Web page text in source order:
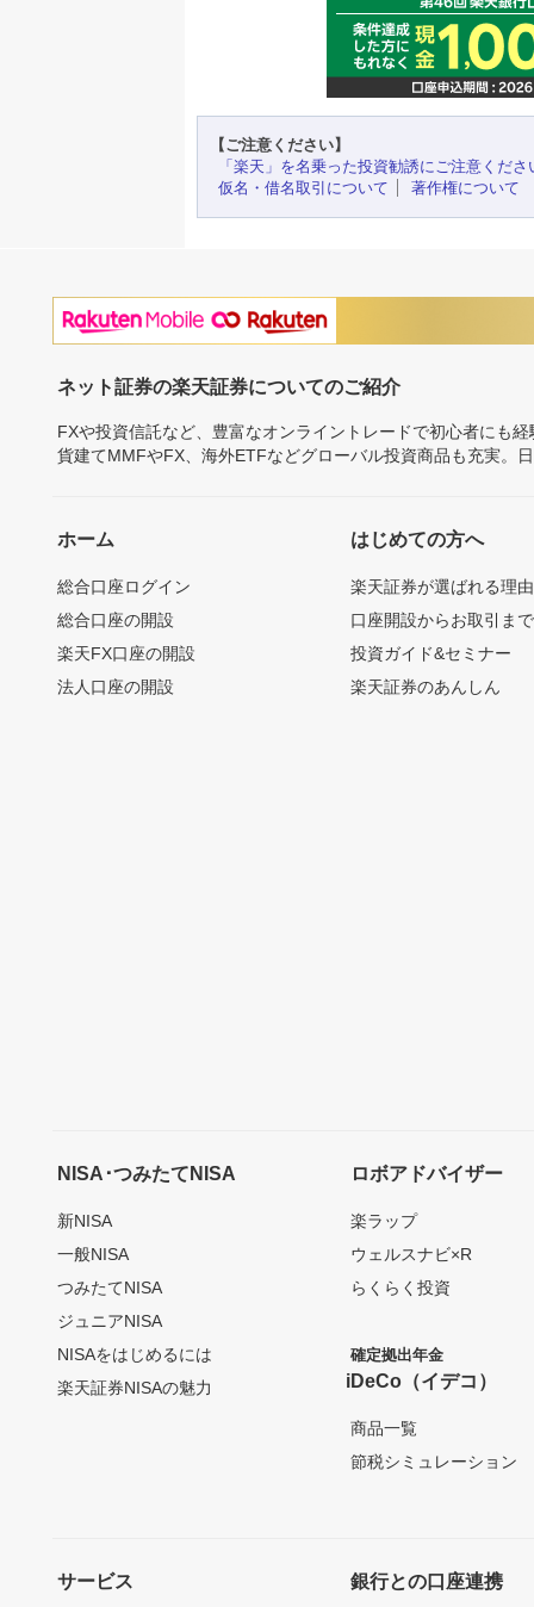
【ご注意ください】
「楽天」を名乗った投資勧誘にご注意くださ
仮名・借名取引について
著作権について
ネット証券の楽天証券についてのご紹介
FXや投資信託など、豊富なオンライントレードで初心者にも
貨建てMMFやFX、海外ETFなどグローバル投資商品も充実。
ホーム
総合口座ログイン
総合口座の開設
楽天FX口座の開設
法人口座の開設
はじめての方へ
楽天証券が選ばれる理由
口座開設からお取引ま
投資ガイド&セミナー
楽天証券のあんしん
NISA･つみたてNISA
新NISA
一般NISA
つみたてNISA
ジュニアNISA
NISAをはじめるには
楽天証券NISAの魅力
ロボアドバイザー
楽ラップ
ウェルスナビ×R
らくらく投資
確定拠出年金
iDeCo（イデコ）
商品一覧
節税シミュレーション
サービス 銀行との口座連携